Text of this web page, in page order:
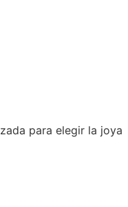
para elegir la joya